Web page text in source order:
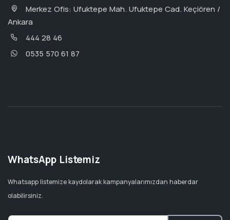
Merkez Ofis: Ufuktepe Mah. Ufuktepe Cad. Keçiören /
Ankara
444 28 46
0535 570 61 87
WhatsApp Listemiz
Whatsapp listemize kaydolarak kampanyalarımızdan haberdar
olabilirsiniz.